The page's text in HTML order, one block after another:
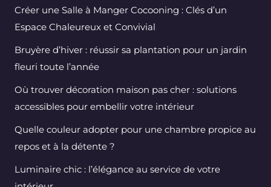
Créer une Salle à Manger Cocooning : Clés d’un
Espace Chaleureux et Convivial
Bruyère d’hiver : réussir sa plantation pour un jardin
fleuri toute l’année
Où trouver décoration maison pas cher : solutions
accessibles pour embellir votre intérieur
Quelle couleur adopter pour une chambre propice au
repos et à la détente ?
Luminaire chic : l’élégance au service de votre